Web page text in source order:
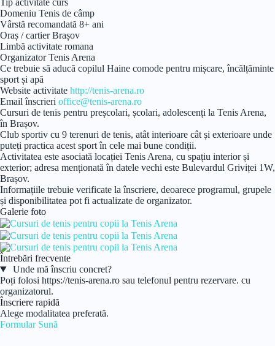
Tip activitate curs
Domeniu Tenis de câmp
Vârstă recomandată 8+ ani
Oraș / cartier Brașov
Limbă activitate romana
Organizator Tenis Arena
Ce trebuie să aducă copilul Haine comode pentru mișcare, încălțăminte
sport și apă
Website activitate http://tenis-arena.ro
Email înscrieri office@tenis-arena.ro
Cursuri de tenis pentru preșcolari, școlari, adolescenți la Tenis Arena,
în Brașov.
Club sportiv cu 9 terenuri de tenis, atât interioare cât și exterioare unde
puteți practica acest sport în cele mai bune condiții.
Activitatea este asociată locației Tenis Arena, cu spațiu interior și
exterior; adresa menționată în datele vechi este Bulevardul Griviței 1W,
Brașov.
Informațiile trebuie verificate la înscriere, deoarece programul, grupele
și disponibilitatea pot fi actualizate de organizator.
Galerie foto
Întrebări frecvente
Unde mă înscriu concret?
Poți folosi https://tenis-arena.ro sau telefonul pentru rezervare. cu
organizatorul.
Înscriere rapidă
Alege modalitatea preferată.
Formular Sună